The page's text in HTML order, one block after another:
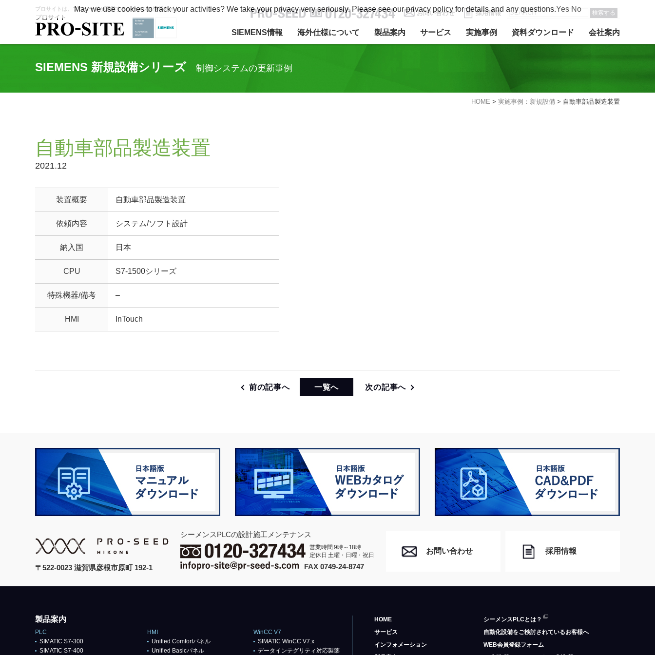
プロサイトは、プロシードが運営するシーメンス情報サイト
SIEMENS情報 海外仕様について 製品案内 サービス 実施事例 資料ダウンロード 会社案内
お問い合わせ 採用情報 検索する
SIEMENS 新規設備シリーズ 制御システムの更新事例
HOME > 実施事例：新規設備 > 自動車部品製造装置
自動車部品製造装置
2021.12
装置概要 自動車部品製造装置
依頼内容 システム/ソフト設計
納入国 日本
CPU S7-1500シリーズ
特殊機器/備考 –
HMI InTouch
前の記事へ 一覧へ 次の記事へ
〒522-0023 滋賀県彦根市原町 192-1
シーメンスPLCの設計施工メンテナンス
営業時間 9時～18時
定休日 土曜・日曜・祝日
FAX 0749-24-8747
お問い合わせ 採用情報
製品案内
PLC
SIMATIC S7-300
SIMATIC S7-400
HMI
Unified Comfortパネル
Unified Basicパネル
WinCC V7
SIMATIC WinCC V7.x
データインテグリティ対応製薬
HOME
サービス
インフォメーション
シーメンスPLCとは？
自動化設備をご検討されているお客様へ
WEB会員登録フォーム
May we use cookies to track your activities? We take your privacy very seriously. Please see our privacy policy for details and any questions.Yes No